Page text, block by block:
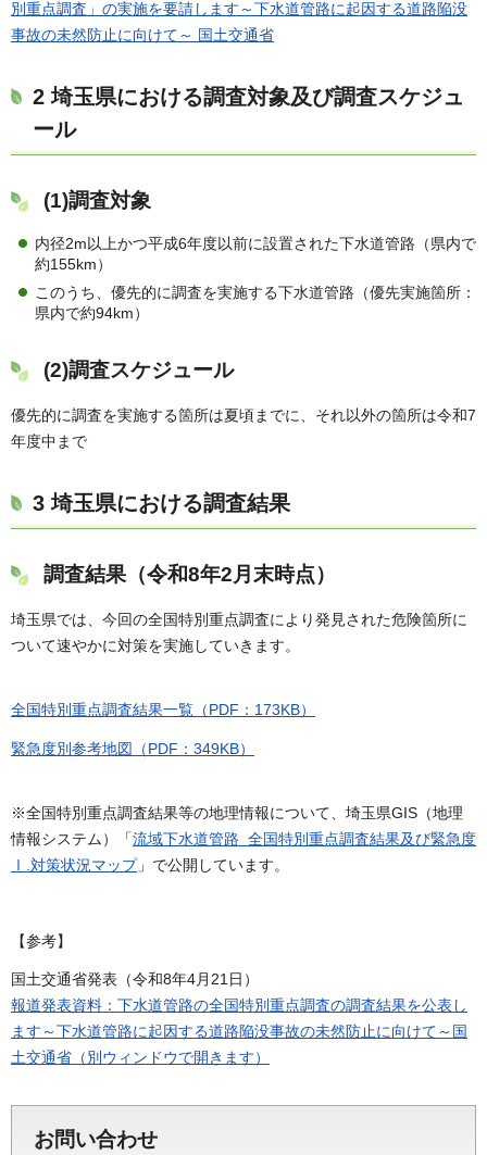
別重点調査」の実施を要請します～下水道管路に起因する道路陥没
事故の未然防止に向けて～ 国土交通省
2 埼玉県における調査対象及び調査スケジュ
ール
(1)調査対象
内径2m以上かつ平成6年度以前に設置された下水道管路（県内で
約155km）
このうち、優先的に調査を実施する下水道管路（優先実施箇所：
県内で約94km）
(2)調査スケジュール
優先的に調査を実施する箇所は夏頃までに、それ以外の箇所は令和7
年度中まで
3 埼玉県における調査結果
調査結果（令和8年2月末時点）
埼玉県では、今回の全国特別重点調査により発見された危険箇所に
ついて速やかに対策を実施していきます。
全国特別重点調査結果一覧（PDF：173KB）
緊急度別参考地図（PDF：349KB）
※全国特別重点調査結果等の地理情報について、埼玉県GIS（地理
情報システム）「流域下水道管路 全国特別重点調査結果及び緊急度
Ⅰ.対策状況マップ」で公開しています。
【参考】
国土交通省発表（令和8年4月21日）
報道発表資料：下水道管路の全国特別重点調査の調査結果を公表し
ます～下水道管路に起因する道路陥没事故の未然防止に向けて～国
土交通省（別ウィンドウで開きます）
お問い合わせ